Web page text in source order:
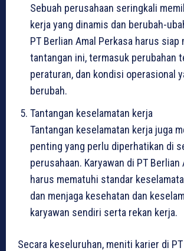
Sebuah perusahaan seringkali
kerja yang dinamis dan berubah-
PT Berlian Amal Perkasa harus siap
tantangan ini, termasuk perubahan
peraturan, dan kondisi operasional
berubah.
Tantangan keselamatan kerja
Tantangan keselamatan kerja juga
penting yang perlu diperhatikan di
perusahaan. Karyawan di PT Berlian
harus mematuhi standar
dan menjaga kesehatan dan
karyawan sendiri serta rekan kerja.
Secara keseluruhan, meniti karier di